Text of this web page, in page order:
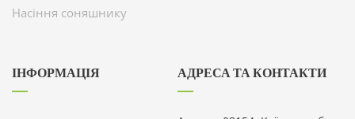
Насіння соняшнику
ІНФОРМАЦІЯ АДРЕСА ТА КОНТАКТИ